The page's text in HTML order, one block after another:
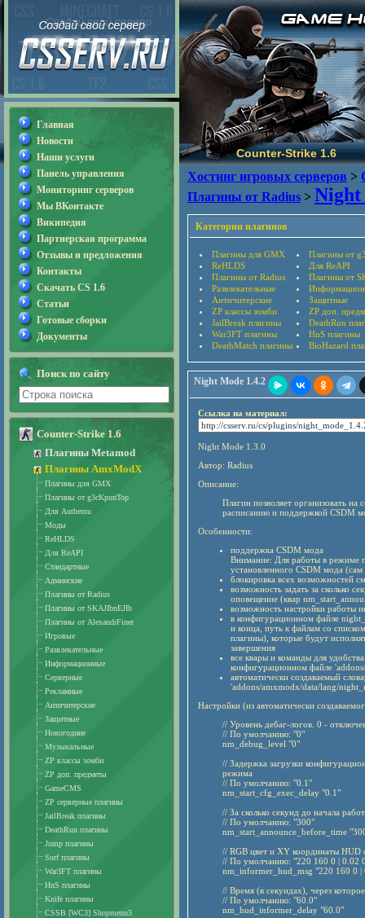
Counter-Strike 1.6
Хостинг игровых серверов >
Плагины от Radius > Night
Категории плагинов
Плагины для GMX
Плагины от
ReHLDS
Для ReAPI
Плагины от Radius
Плагины от
Развлекательные
Античитерские
Защитные
ZP классы зомби
ZP доп.
JailBreak плагины
DeathRun
War3FT плагины
HnS плагины
DeathMatch плагины
BioHazard
Night Mode 1.4.2
Ссылка на материал:
Night Mode 1.3.0
Автор: Radius
Описание:
Плагин позволяет организовать
расписанию и поддержкой CSDM
Особенности:
поддержка CSDM мода
Внимание: Для работы в режиме
установленного CSDM мода (сам
блокировка всех возможностей
возможность задать за сколько
оповещение (квар
возможность настройки работы
в конфигурационном файле
и конца, путь к файлам со
плагины), которые будут
завершения
все квары и команды для
конфигурационном файле
автоматически создаваемый
'addons/amxmodx/data/lang/
Настройки (из автоматически
// Уровень дебаг-логов. 0 -
// По умолчанию: "0"
nm_debug_level "0"
// Задержка загрузки
режима
// По умолчанию: "0.1"
nm_start_cfg_exec_delay "0.1"
// За сколько секунд до начала
// По умолчанию: "300"
nm_start_announce_before_time
// RGB цвет и XY координаты
// По умолчанию: "220 160 0 | 0.02
nm_informer_hud_msg "220 160 0 |
// Время (в секундах), через
// По умолчанию: "60.0"
nm_hud_informer_delay "60.0"
Главная
Новости
Наши услуги
Панель управления
Мониторинг серверов
Мы ВКонтакте
Википедия
Партнерская программа
Отзывы и предложения
Контакты
Скачать CS 1.6
Статьи
Готовые сборки
Документы
Поиск по сайту
Counter-Strike 1.6
Плагины Metamod
Плагины AmxModX
Плагины для GMX
Плагины от g3cKpunTop
Для Authemu
Моды
ReHLDS
Для ReAPI
Стандартные
Админские
Плагины от Radius
Плагины от SKAJIbnEJIb
Плагины от AlexandrFiner
Игровые
Развлекательные
Информационные
Серверные
Рекламные
Античитерские
Защитные
Новогодние
Музыкальные
ZP классы зомби
ZP доп. предметы
GameCMS
ZP серверные плагины
JailBreak плагины
DeathRun плагины
Jump плагины
Surf плагины
War3FT плагины
HnS плагины
Knife плагины
CSSB [WC3] Shopmenu3